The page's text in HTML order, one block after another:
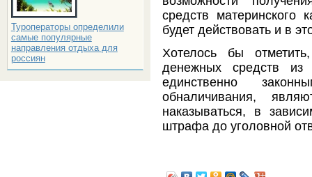
Туроператоры определили
самые популярные
направления отдыха для
россиян
средств материнского
будет действовать и в
Хотелось бы
денежных средств из
единственно
обналичивания,
наказываться, в
штрафа до уголовной